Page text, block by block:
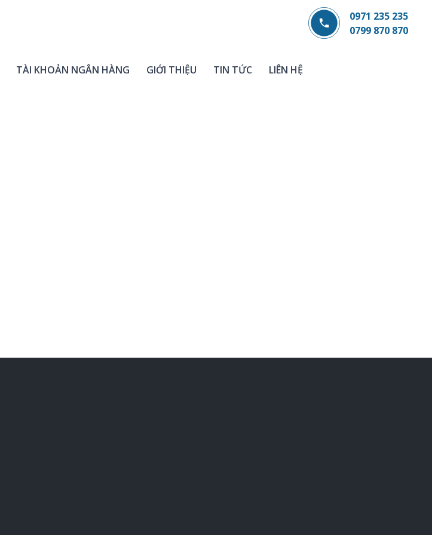
0971 235 235
0799 870 870
TÀI KHOẢN NGÂN HÀNG GIỚI THIỆU TIN TỨC LIÊN HỆ